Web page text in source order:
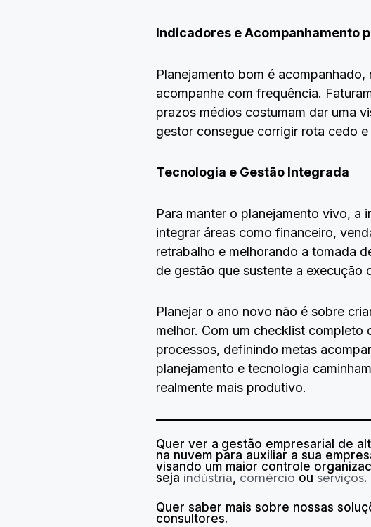
Indicadores e Acompanhamento
Planejamento bom é
acompanhe com frequência.
prazos médios costumam dar uma
gestor consegue corrigir rota cedo
Tecnologia e Gestão Integrada
Para manter o planejamento vivo, a
integrar áreas como financeiro,
retrabalho e melhorando a tomada
de gestão que sustente a execução
Planejar o ano novo não é sobre
melhor. Com um checklist
processos, definindo metas
planejamento e tecnologia
realmente mais produtivo.
Quer ver a gestão empresarial de
na nuvem para auxiliar a sua
visando um maior controle
seja indústria, comércio ou serviços.
Quer saber mais sobre nossas
consultores.